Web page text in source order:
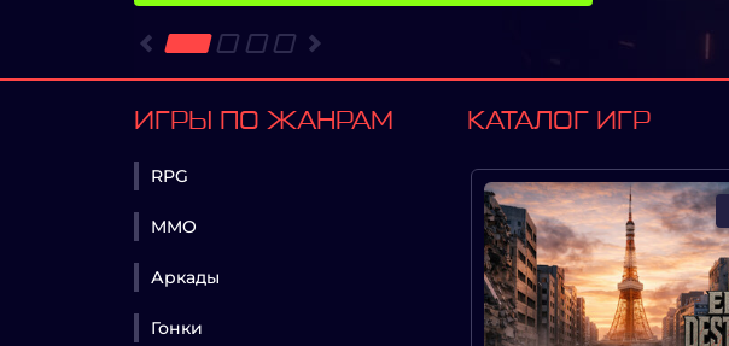
Предыдущий Следующий
ИГРЫ ПО ЖАНРАМ
RPG
MMO
Аркады
Гонки
КАТАЛОГ ИГР